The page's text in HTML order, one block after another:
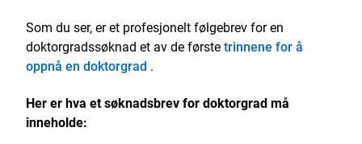
Som du ser, er et profesjonelt følgebrev for en
doktorgradssøknad et av de førstetrinnene for å
oppnå en doktorgrad .
Her er hva et søknadsbrev for doktorgrad må
inneholde: